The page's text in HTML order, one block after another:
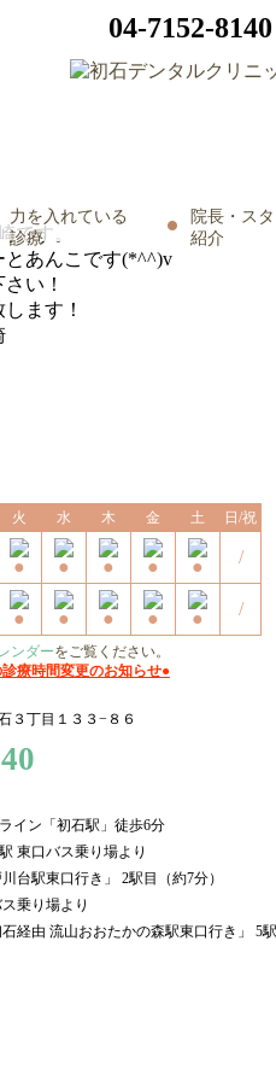
04-7152-8140
力を入れている
診療
院長・ス
紹介
です。
とあんこです(*^^)v
い！
ます！
火 水 木 金 土 日/祝
/
/
ンダーをご覧ください。
診療時間変更のお知らせ●
３丁目１３３−８６
イン「初石駅」徒歩6分
東口バス乗り場より
台駅東口行き」 2駅目（約7分）
乗り場より
経由 流山おおたかの森駅東口行き」 5
のお知らせ
り診療時間を
たしました。
水
水 木 金 土
/